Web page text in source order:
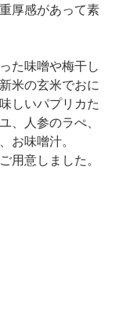
厚感があって素
た味噌や梅干し
米の玄米でおに
しいパプリカた
、人参のラぺ、
お味噌汁。
用意しました。